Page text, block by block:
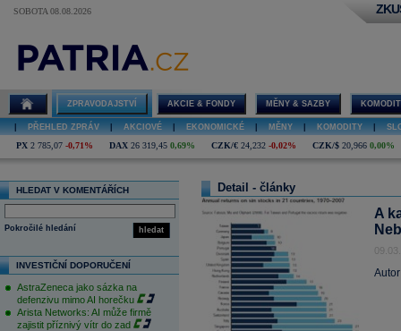
SOBOTA 08.08.2026
ZPRAVODAJSTVÍ AKCIE & FONDY MĚNY & SAZBY
PŘEHLED ZPRÁV AKCIOVÉ EKONOMICKÉ MĚNY KOMODITY
PX 2 785,07 -0,71% DAX 26 319,45 0,69% CZK/€ 24,232 -0,02% CZK/$ 20,966 0,00%
HLEDAT V KOMENTÁŘÍCH
hledat
Pokročilé hledání
INVESTIČNÍ DOPORUČENÍ
AstraZeneca jako sázka na
defenzivu mimo AI horečku
Arista Networks: AI může firmě
zajistit příznivý vítr do zad
Detail - články
A